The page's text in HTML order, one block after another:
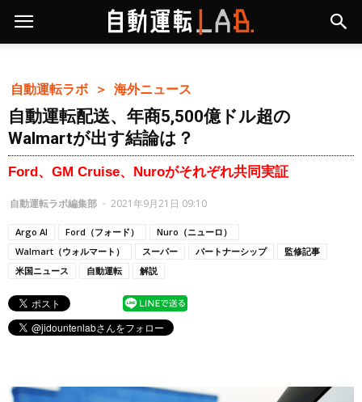
自動運転ラボ ＞ 海外ニュース
自動運転配送、年商5,500億ドル超の
Walmartが出す結論は？
Ford、GM Cruise、Nuroがそれぞれ共同実証
自動運転ラボ編集部 - 2021年9月21日 09:10
Argo AI Ford（フォード）
Nuro（ニューロ）
Walmart（ウォルマート）
スーパー パートナーシップ
監修記事
米国ニュース
自動運転 解説